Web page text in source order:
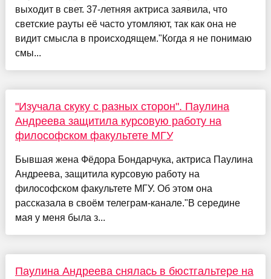
выходит в свет. 37-летняя актриса заявила, что
светские рауты её часто утомляют, так как она не
видит смысла в происходящем."Когда я не понимаю
смы...
"Изучала скуку с разных сторон". Паулина
Андреева защитила курсовую работу на
философском факультете МГУ
Бывшая жена Фёдора Бондарчука, актриса Паулина
Андреева, защитила курсовую работу на
философском факультете МГУ. Об этом она
рассказала в своём телеграм-канале."В середине
мая у меня была з...
Паулина Андреева снялась в бюстгальтере на